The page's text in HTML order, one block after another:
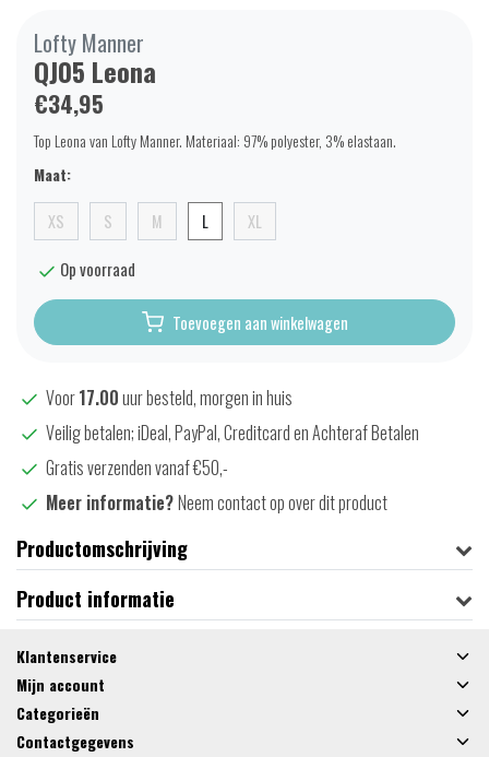
Lofty Manner
QJ05 Leona
€34,95
Top Leona van Lofty Manner. Materiaal: 97% polyester, 3% elastaan.
Maat:
XS S M L XL
Op voorraad
Toevoegen aan winkelwagen
Voor17.00uur besteld, morgen in huis
Veilig betalen; iDeal, PayPal, Creditcard en Achteraf Betalen
Gratis verzenden vanaf €50,-
Meer informatie?Neem contact op over dit product
Productomschrijving
Product informatie
Klantenservice
Mijn account
Categorieën
Contactgegevens